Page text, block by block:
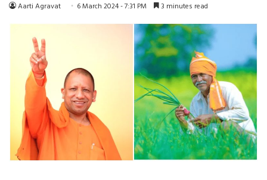
Aarti Agravat 6 March 2024 - 7:31 PM 3 minutes read